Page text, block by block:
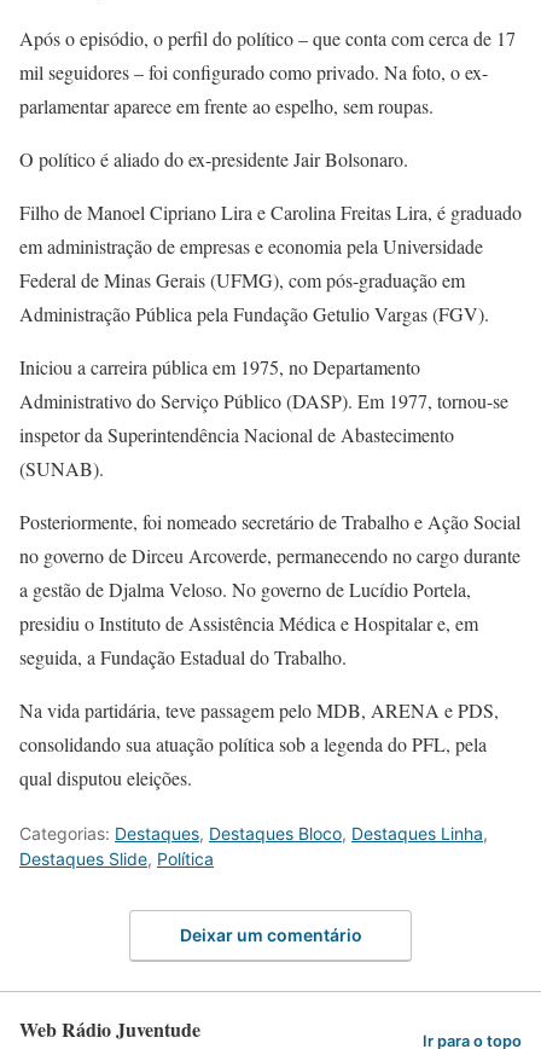
Após o episódio, o perfil do político – que conta com cerca de 17
mil seguidores – foi configurado como privado. Na foto, o ex-
parlamentar aparece em frente ao espelho, sem roupas.
O político é aliado do ex-presidente Jair Bolsonaro.
Filho de Manoel Cipriano Lira e Carolina Freitas Lira, é graduado
em administração de empresas e economia pela Universidade
Federal de Minas Gerais (UFMG), com pós-graduação em
Administração Pública pela Fundação Getulio Vargas (FGV).
Iniciou a carreira pública em 1975, no Departamento
Administrativo do Serviço Público (DASP). Em 1977, tornou-se
inspetor da Superintendência Nacional de Abastecimento
(SUNAB).
Posteriormente, foi nomeado secretário de Trabalho e Ação Social
no governo de Dirceu Arcoverde, permanecendo no cargo durante
a gestão de Djalma Veloso. No governo de Lucídio Portela,
presidiu o Instituto de Assistência Médica e Hospitalar e, em
seguida, a Fundação Estadual do Trabalho.
Na vida partidária, teve passagem pelo MDB, ARENA e PDS,
consolidando sua atuação política sob a legenda do PFL, pela
qual disputou eleições.
Categorias: Destaques, Destaques Bloco, Destaques Linha,
Destaques Slide, Política
Deixar um comentário
Web Rádio Juventude Ir para o topo